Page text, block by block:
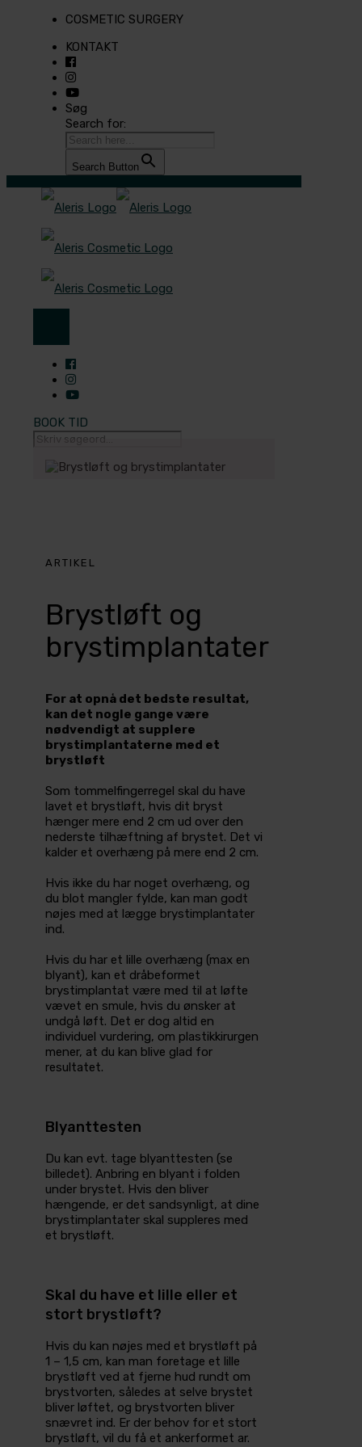
COSMETIC SURGERY
KONTAKT
Søg
Search for:
Search Button
BOOK TID
ARTIKEL
Brystløft og
brystimplantater
For at opnå det bedste resultat,
kan det nogle gange være
nødvendigt at supplere
brystimplantaterne med et
brystløft
Som tommelfingerregel skal du have
lavet et brystløft, hvis dit bryst
hænger mere end 2 cm ud over den
nederste tilhæftning af brystet. Det vi
kalder et overhæng på mere end 2 cm.
Hvis ikke du har noget overhæng, og
du blot mangler fylde, kan man godt
nøjes med at lægge brystimplantater
ind.
Hvis du har et lille overhæng (max en
blyant), kan et dråbeformet
brystimplantat være med til at løfte
vævet en smule, hvis du ønsker at
undgå løft. Det er dog altid en
individuel vurdering, om plastikkirurgen
mener, at du kan blive glad for
resultatet.
Blyanttesten
Du kan evt. tage blyanttesten (se
billedet). Anbring en blyant i folden
under brystet. Hvis den bliver
hængende, er det sandsynligt, at dine
brystimplantater skal suppleres med
et brystløft.
Skal du have et lille eller et
stort brystløft?
Hvis du kan nøjes med et brystløft på
1 – 1,5 cm, kan man foretage et lille
brystløft ved at fjerne hud rundt om
brystvorten, således at selve brystet
bliver løftet, og brystvorten bliver
snævret ind. Er der behov for et stort
brystløft, vil du få et ankerformet ar.